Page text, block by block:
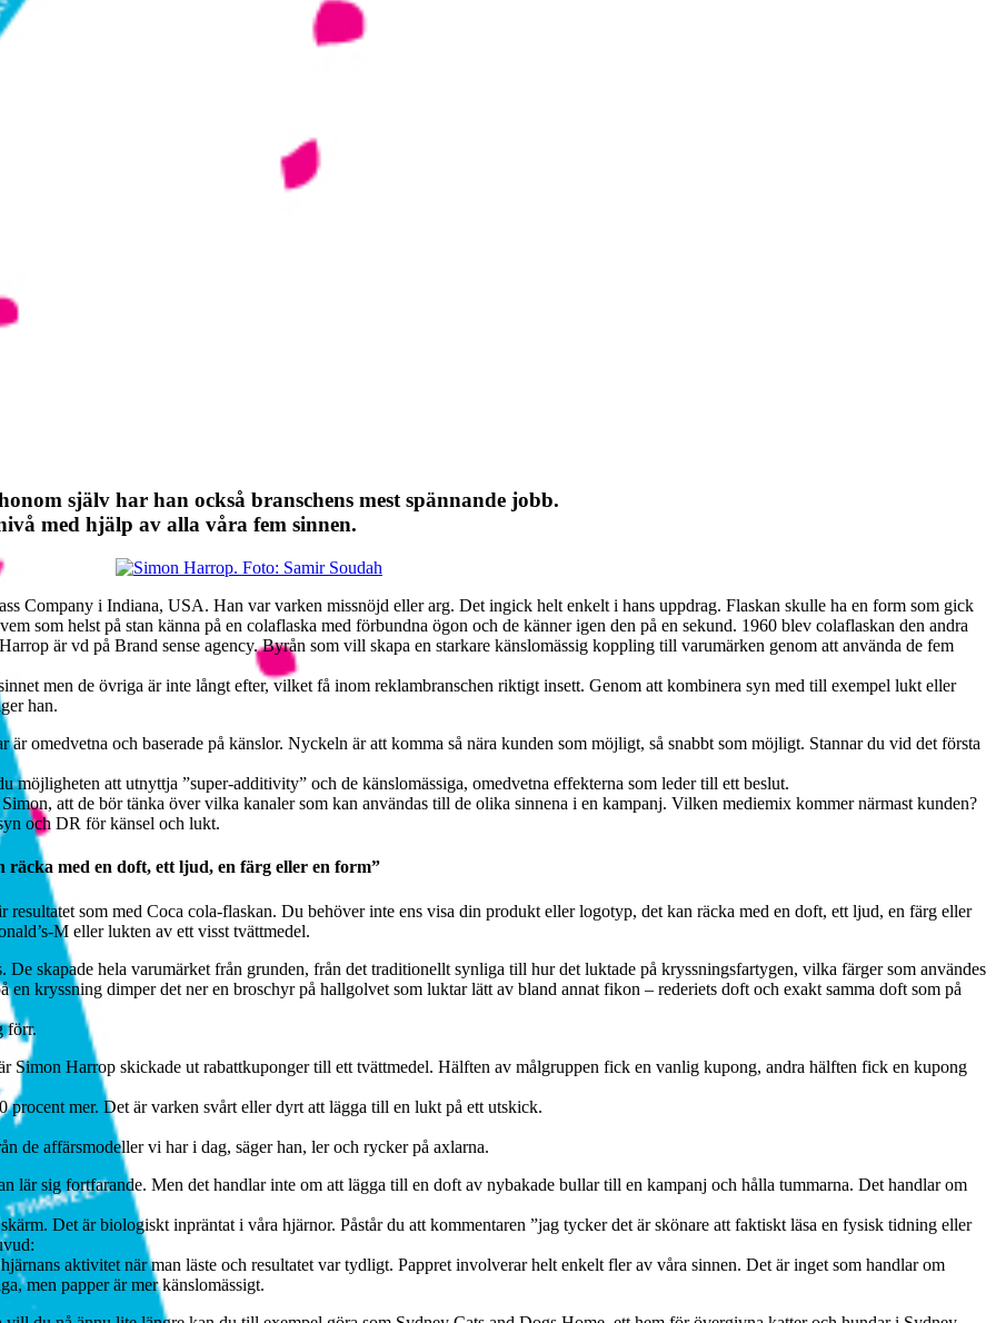
själv har han också branschens mest spännande jobb.
med hjälp av alla våra fem sinnen.
Company i Indiana, USA. Han var varken missnöjd eller arg. Det ingick helt enkelt i hans uppdrag. Flaskan skulle ha en form som gick
som helst på stan känna på en colaflaska med förbundna ögon och de känner igen den på en sekund. 1960 blev colaflaskan den andra
är vd på Brand sense agency. Byrån som vill skapa en starkare känslomässig koppling till varumärken genom att använda de fem
men de övriga är inte långt efter, vilket få inom reklambranschen riktigt insett. Genom att kombinera syn med till exempel lukt eller
han.
omedvetna och baserade på känslor. Nyckeln är att komma så nära kunden som möjligt, så snabbt som möjligt. Stannar du vid det första
möjligheten att utnyttja ”super-additivity” och de känslomässiga, omedvetna effekterna som leder till ett beslut.
att de bör tänka över vilka kanaler som kan användas till de olika sinnena i en kampanj. Vilken mediemix kommer närmast kunden?
och DR för känsel och lukt.
med en doft, ett ljud, en färg eller en form”
resultatet som med Coca cola-flaskan. Du behöver inte ens visa din produkt eller logotyp, det kan räcka med en doft, ett ljud, en färg eller
M eller lukten av ett visst tvättmedel.
skapade hela varumärket från grunden, från det traditionellt synliga till hur det luktade på kryssningsfartygen, vilka färger som användes
en kryssning dimper det ner en broschyr på hallgolvet som luktar lätt av bland annat fikon – rederiets doft och exakt samma doft som på
förr.
Simon Harrop skickade ut rabattkuponger till ett tvättmedel. Hälften av målgruppen fick en vanlig kupong, andra hälften fick en kupong
mer. Det är varken svårt eller dyrt att lägga till en lukt på ett utskick.
de affärsmodeller vi har i dag, säger han, ler och rycker på axlarna.
lär sig fortfarande. Men det handlar inte om att lägga till en doft av nybakade bullar till en kampanj och hålla tummarna. Det handlar om
Det är biologiskt inpräntat i våra hjärnor. Påstår du att kommentaren ”jag tycker det är skönare att faktiskt läsa en fysisk tidning eller
aktivitet när man läste och resultatet var tydligt. Pappret involverar helt enkelt fler av våra sinnen. Det är inget som handlar om
men papper är mer känslomässigt.